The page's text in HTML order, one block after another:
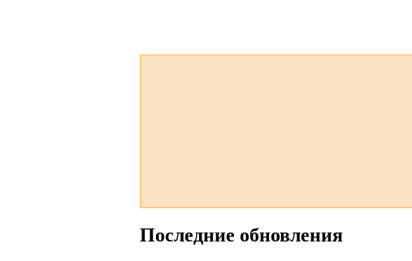
Последние обновления